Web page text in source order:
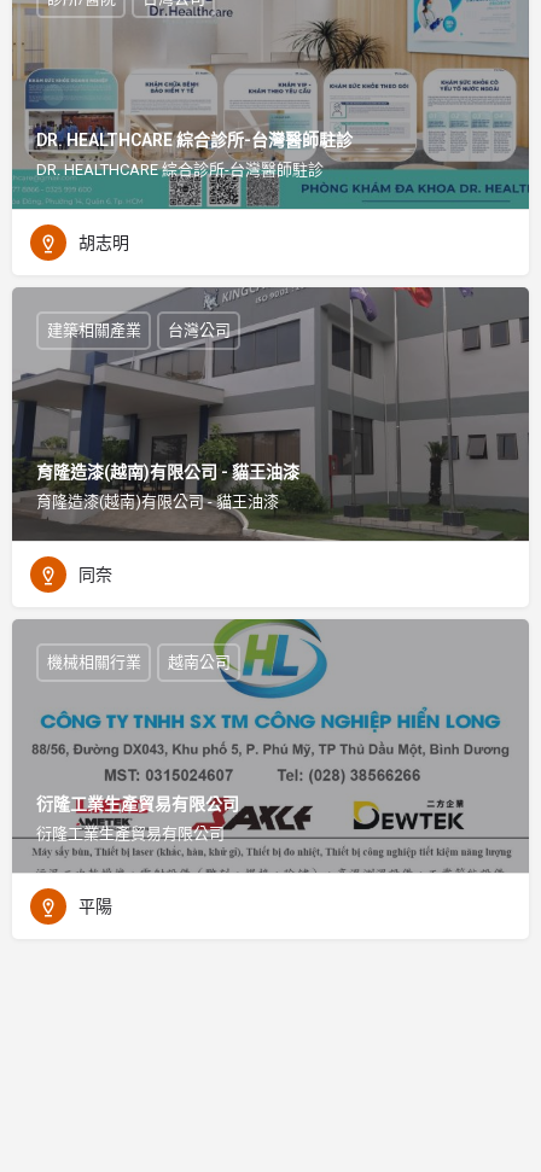
DR. HEALTHCARE 綜合診所-台灣醫師駐診
DR. HEALTHCARE 綜合診所-台灣醫師駐診
胡志明
育隆造漆(越南)有限公司 - 貓王油漆
育隆造漆(越南)有限公司 - 貓王油漆
建築相關產業 台灣公司
同奈
衍隆工業生產貿易有限公司
衍隆工業生產貿易有限公司
機械相關行業 越南公司
平陽